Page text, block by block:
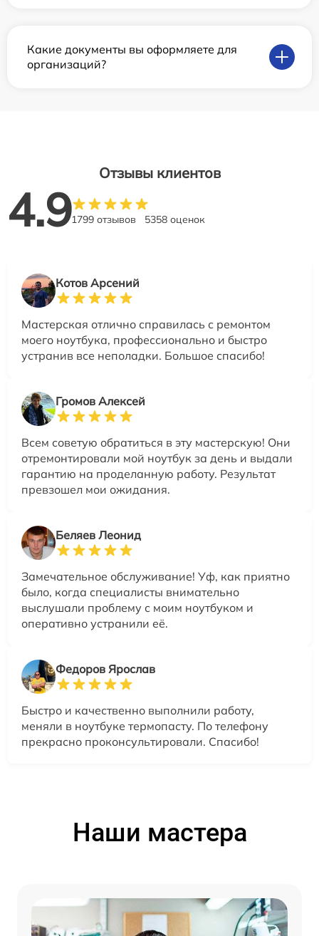
Какие документы вы оформляете для
организаций?
Отзывы клиентов
4.91799 отзывов 5358 оценок
Котов Арсений
Мастерская отлично справилась с ремонтом
моего ноутбука, профессионально и быстро
устранив все неполадки. Большое спасибо!
Громов Алексей
Всем советую обратиться в эту мастерскую! Они
отремонтировали мой ноутбук за день и выдали
гарантию на проделанную работу. Результат
превзошел мои ожидания.
Беляев Леонид
Замечательное обслуживание! Уф, как приятно
было, когда специалисты внимательно
выслушали проблему с моим ноутбуком и
оперативно устранили её.
Федоров Ярослав
Быстро и качественно выполнили работу,
меняли в ноутбуке термопасту. По телефону
прекрасно проконсультировали. Спасибо!
Наши мастера